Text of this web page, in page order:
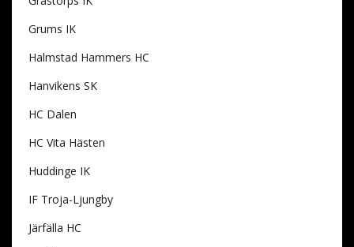
Grums IK
Halmstad Hammers HC
Hanvikens SK
HC Dalen
HC Vita Hästen
Huddinge IK
IF Troja-Ljungby
Järfälla HC